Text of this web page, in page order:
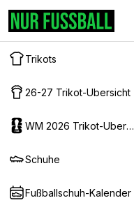
Trikots
26-27 Trikot-Ubersicht
WM 2026 Trikot-Ubersicht
Schuhe
Fußballschuh-Kalender